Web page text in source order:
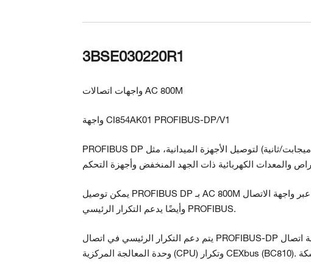
3BSE030220R1
واجهات اتصالات AC 800M
واجهة CI854AK01 PROFIBUS-DP/V1
12 ميجابت/ثانية) لتوصيل الأجهزة الميدانية، مثل
يمكن توصيل PROFIBUS DP بـ AC 800M عبر
وأيضًا يدعم التكرار الرئيسي PROFIBUS.
يتم دعم التكرار الرئيسي في اتصال PROFIBUS-DP باستخدام وحدتي واجهة اتصال CI854A. يمكن دمج التكرار الرئيسي مع تكرار
وحدة المعالجة المركزية (CPU) وتكرار CEXbus (BC810). يتم تركيب الوحدات على سكة DIN وواجهة مباشرة مع نظام الإدخال/